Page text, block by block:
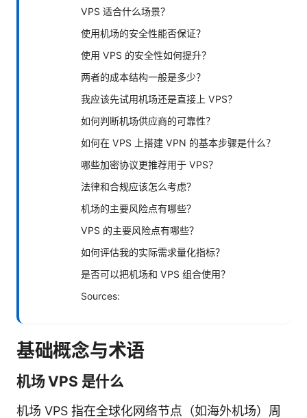
VPS 适合什么场景？
使用机场的安全性能否保证？
使用 VPS 的安全性如何提升？
两者的成本结构一般是多少？
我应该先试用机场还是直接上 VPS？
如何判断机场供应商的可靠性？
如何在 VPS 上搭建 VPN 的基本步骤是什么？
哪些加密协议更推荐用于 VPS？
法律和合规应该怎么考虑？
机场的主要风险点有哪些？
VPS 的主要风险点有哪些？
如何评估我的实际需求量化指标？
是否可以把机场和 VPS 组合使用？
Sources:
基础概念与术语
机场 VPS 是什么
机场 VPS 指在全球化网络节点（如海外机场）周